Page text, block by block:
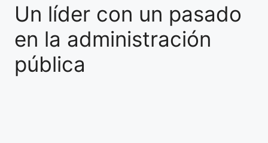
Un líder con un pasado
en la administración
pública